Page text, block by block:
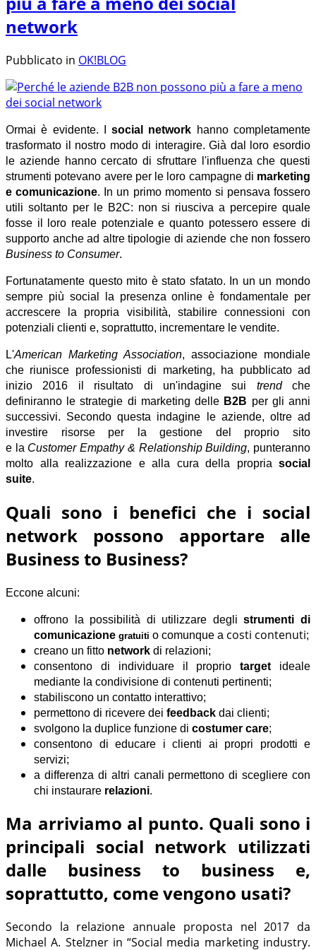
network
Pubblicato in OK!BLOG
Ormai è evidente. Isocial network hanno completamente
trasformato il nostro modo di interagire. Già dal loro esordio
le aziende hanno cercato di sfruttare l'influenza che questi
strumenti potevano avere per le loro campagne di marketing
e comunicazione. In un primo momento si pensava fossero
utili soltanto per le B2C: non si riusciva a percepire quale
fosse il loro reale potenziale e quanto potessero essere di
supporto anche ad altre tipologie di aziende che non fossero
Business to Consumer.
Fortunatamente questo mito è stato sfatato. In un un mondo
sempre più social la presenza online è fondamentale per
accrescere la propria visibilità, stabilire connessioni con
potenziali clienti e, soprattutto, incrementare le vendite.
L'American Marketing Association, associazione mondiale
che riunisce professionisti di marketing, ha pubblicato ad
inizio 2016 il risultato di un'indagine sui trendche
definiranno lestrategie di marketing delle B2B per gli anni
successivi. Secondo questa indagine le aziende, oltre ad
investire risorse per la gestione del proprio sito
e la Customer Empathy & Relationship Building, punteranno
molto alla realizzazione e alla cura della propria social
suite.
Quali sono i benefici che i social
network possono apportare alle
Business to Business?
Eccone alcuni:
offrono la possibilità di utilizzare deglistrumenti di
comunicazione gratuiti o comunque a costi contenuti;
creano un fitto network di relazioni;
consentono di individuare il proprio target ideale
mediante la condivisione di contenuti pertinenti;
stabiliscono un contatto interattivo;
permettono di ricevere dei feedback dai clienti;
svolgono la duplice funzione di costumer care;
consentono di educare i clienti ai propri prodotti e
servizi;
a differenza di altri canali permettono di scegliere con
chi instaurare relazioni.
Ma arriviamo al punto. Quali sono i
principali social network utilizzati
dalle business to business e,
soprattutto, come vengono usati?
Secondo la relazione annuale proposta nel 2017 da
Michael A. Stelzner in “Social media marketing industry.